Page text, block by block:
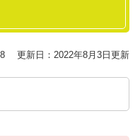
更新日：2022年8月3日更新